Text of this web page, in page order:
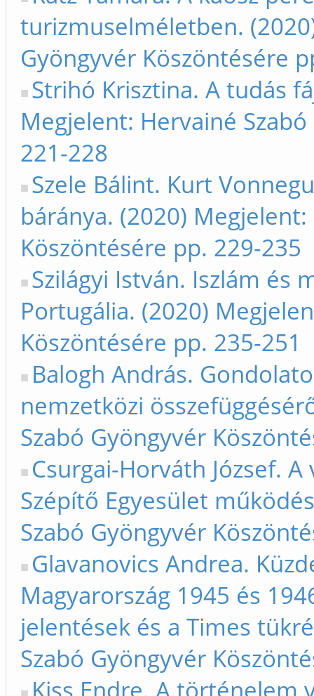
turizmuselméletben.
Gyöngyvér Köszöntésére
Strihó Krisztina. A tudás
Megjelent: Hervainé
221-228
Szele Bálint. Kurt
báránya. (2020)
Köszöntésére pp. 229-235
Szilágyi István. Iszlám és
Portugália. (2020)
Köszöntésére pp. 235-251
Balogh András.
nemzetközi
Szabó Gyöngyvér
Csurgai-Horváth József.
Szépítő Egyesület
Szabó Gyöngyvér
Glavanovics Andrea.
Magyarország 1945 és
jelentések és a Times
Szabó Gyöngyvér